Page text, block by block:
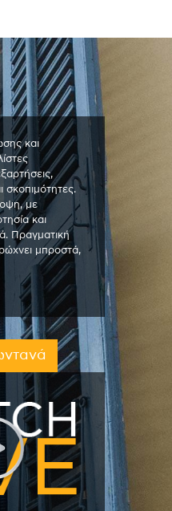
και
σκοπιμότητες.
με
και
Πραγματική
μπροστά,